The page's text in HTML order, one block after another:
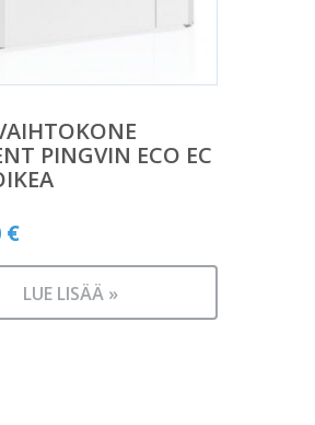
PINGVIN ECO EC
€
LUE LISÄÄ »